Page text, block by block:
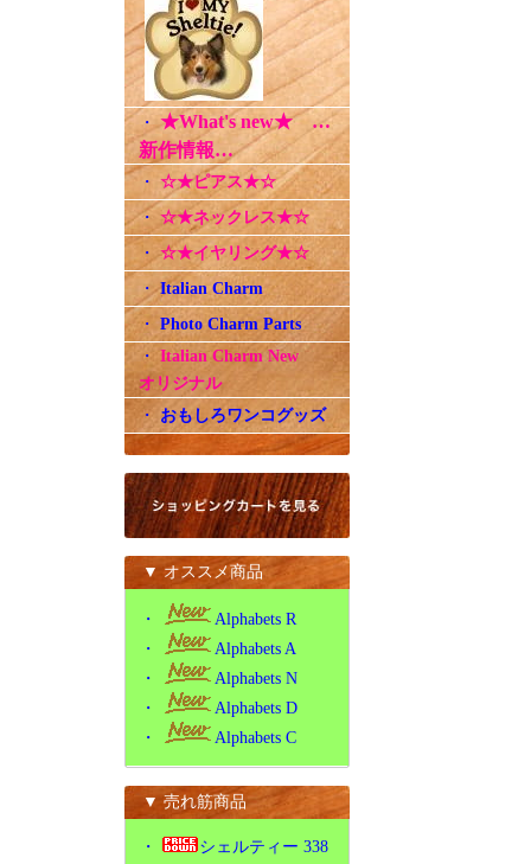
・★What's new★ …
新作情報…
・ ☆★ピアス★☆
・ ☆★ネックレス★☆
・☆★イヤリング★☆
・Italian Charm
・Photo Charm Parts
・ Italian Charm New
オリジナル
・ おもしろワンコグッズ
▼ オススメ商品
・
Alphabets R
・
Alphabets A
・
Alphabets N
・
Alphabets D
・
Alphabets C
▼ 売れ筋商品
・
シェルティー 338